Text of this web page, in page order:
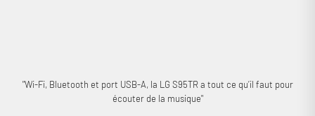
"Wi-Fi, Bluetooth et port USB-A, la LG S95TR a tout ce qu’il faut pour
écouter de la musique"